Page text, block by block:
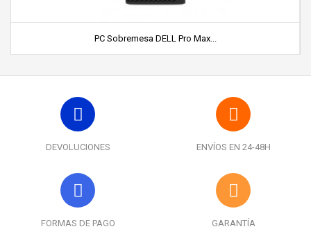
PC Sobremesa DELL Pro Max...
DEVOLUCIONES ENVÍOS EN 24-48H
FORMAS DE PAGO GARANTÍA